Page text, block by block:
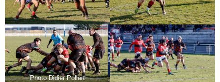
Photo Didier Pollart